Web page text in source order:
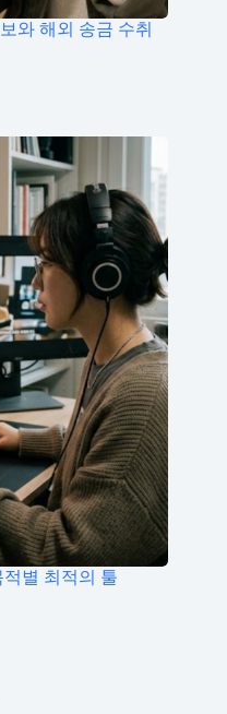
와 해외 송금 수취
별 최적의 툴